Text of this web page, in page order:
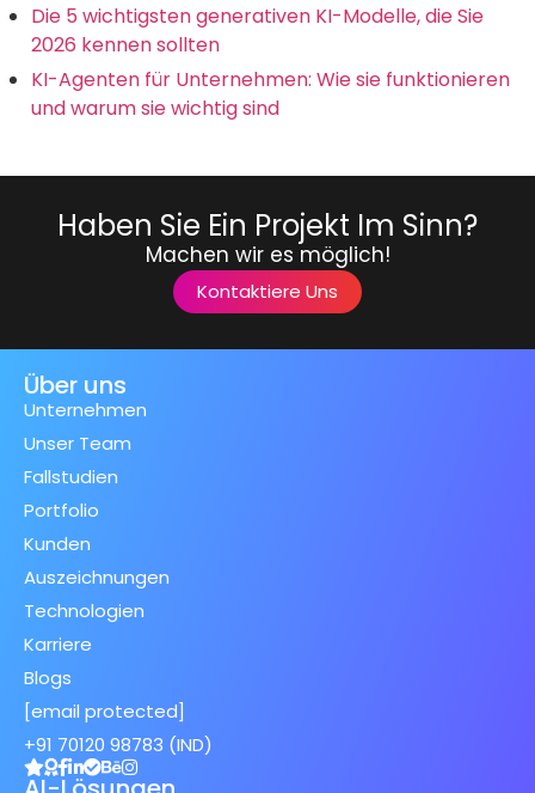
Die 5 wichtigsten generativen KI-Modelle, die Sie
2026 kennen sollten
KI-Agenten für Unternehmen: Wie sie funktionieren
und warum sie wichtig sind
Haben Sie Ein Projekt Im Sinn?
Machen wir es möglich!
Kontaktiere Uns
Über uns
Unternehmen
Unser Team
Fallstudien
Portfolio
Kunden
Auszeichnungen
Technologien
Karriere
Blogs
[email protected]
+91 70120 98783 (IND)